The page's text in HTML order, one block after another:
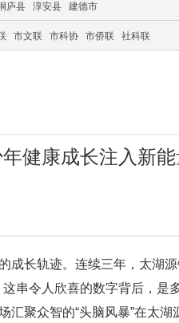
庐县 淳安县 建德市
市文联 市科协 市侨联 社科联
健康成长注入新
成长轨迹。连续三年，太湖
串令人欣喜的数字背后，是
汇聚众智的“头脑风暴”在太